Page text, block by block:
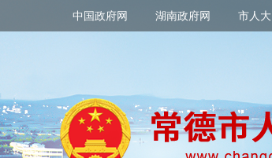
中国政府网 湖南政府网 市人大